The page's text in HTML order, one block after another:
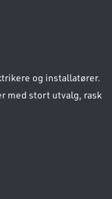
og installatører.
med stort utvalg, rask